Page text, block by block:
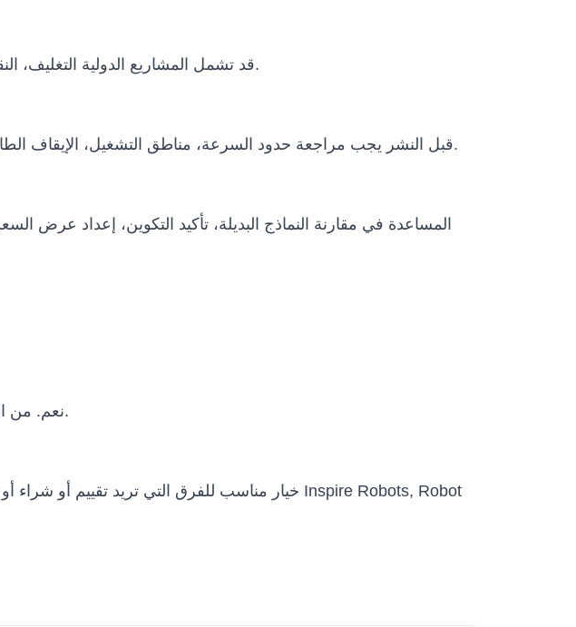
قد تشمل المشاريع الدولية التغليف، النقل، وثائق الاستيراد، متطلبات الطاقة، التدريب عن بعد، دعم التشغيل وخطة الصيانة.
قبل النشر يجب مراجعة حدود السرعة، مناطق التشغيل، الإيقاف الطارئ، الإشراف البشري، سياسات البيانات، الظروف البيئية ومتطلبات الامتثال المحلية.
نعم. من المفيد مشاركة التطبيق والبيئة والكمية والميزانية والجدول الزمني ومتطلبات التكامل.